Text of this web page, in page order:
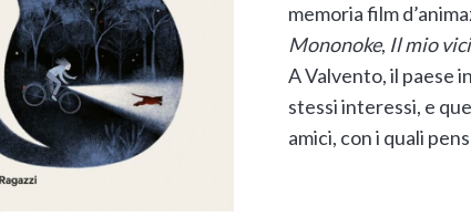
memoria film
Mononoke, Il mio
A Valvento, il paese
stessi interessi, e
amici, con i quali